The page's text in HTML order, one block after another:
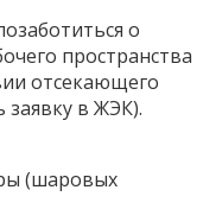
о
пространства
отсекающего
заявку в ЖЭК).
(шаровых